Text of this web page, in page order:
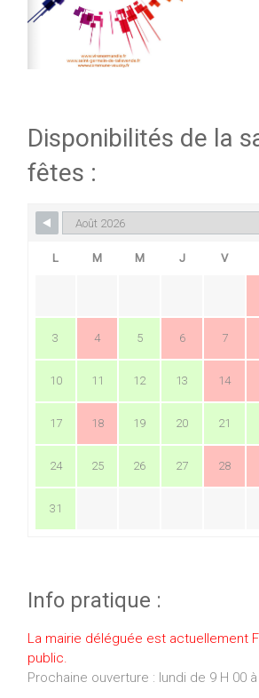
Disponibilités de la
fêtes :
L M M J V
3 4 5 6 7
10 11 12 13 14
17 18 19 20 21
24 25 26 27 28
31
Info pratique :
La mairie déléguée est actuellement
public.
Prochaine ouverture : lundi de 9 H 00 à